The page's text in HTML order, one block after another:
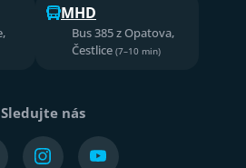
MHD
Bus 385 z Opatova,
Čestlice (7–10 min)
Sledujte nás